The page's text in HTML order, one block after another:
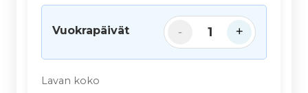
Vuokrapäivät - 1 +
Lavan koko